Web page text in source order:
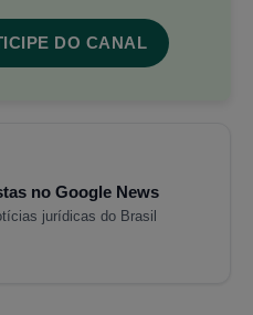
DO CANAL
no Google News
jurídicas do Brasil